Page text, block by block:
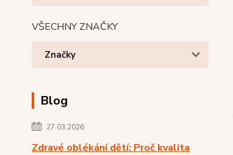
VŠECHNY ZNAČKY
Značky
Blog
27.03.2026
Zdravé oblékání dětí: Proč kvalita